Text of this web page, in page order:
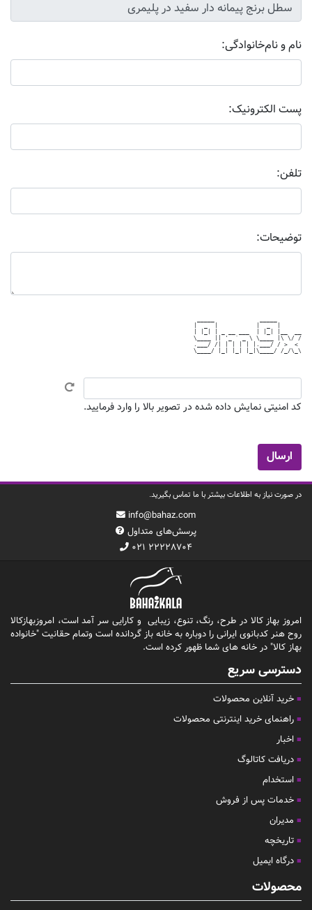
نام و نام‌خانوادگی:
پست الکترونیک:
تلفن:
توضیحات:
\____ || '_ ` _ \ \____ |\ \/ /
.___/ /| | | | | |.___/ / >  <
\____/ |_| |_| |_|\____/ /_/\_\
کد امنیتی نمایش داده شده در تصویر بالا را وارد فرمایید.
در صورت نیاز به اطلاعات بیشتر با ما تماس بگیرید.
info@bahaz.com
پرسش‌های متداول
۰۲۱ ۲۲۲۲۸۷۰۴
امروز بهاز کالا در طرح، رنگ، تنوع، زیبایی و کارایی سر آمد است، امروزبهازکالا
روح هنر کدبانوی ایرانی را دوباره به خانه باز گردانده است وتمام حقانیت "خانواده
بهاز کالا" در خانه های شما ظهور کرده است.
دسترسی سریع
خرید آنلاین محصولات
راهنمای خرید اینترنتی محصولات
اخبار
دریافت کاتالوگ
استخدام
خدمات پس از فروش
مدیران
تاریخچه
درگاه ایمیل
محصولات